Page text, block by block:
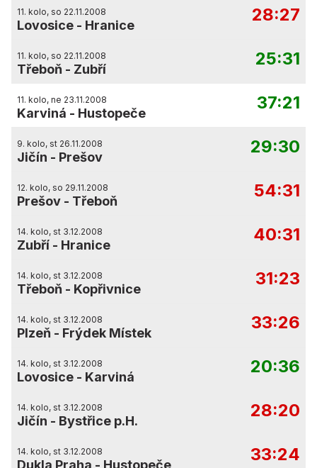
11. kolo, so 22.11.2008
Lovosice - Hranice
28:27
11. kolo, so 22.11.2008
Třeboň - Zubří
25:31
11. kolo, ne 23.11.2008
Karviná - Hustopeče
37:21
9. kolo, st 26.11.2008
Jičín - Prešov
29:30
12. kolo, so 29.11.2008
Prešov - Třeboň
54:31
14. kolo, st 3.12.2008
Zubří - Hranice
40:31
14. kolo, st 3.12.2008
Třeboň - Kopřivnice
31:23
14. kolo, st 3.12.2008
Plzeň - Frýdek Místek
33:26
14. kolo, st 3.12.2008
Lovosice - Karviná
20:36
14. kolo, st 3.12.2008
Jičín - Bystřice p.H.
28:20
14. kolo, st 3.12.2008
Dukla Praha - Hustopeče
33:24